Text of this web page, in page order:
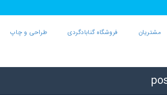
مشتریان فروشگاه گنابادگردی طراحی و چاپ